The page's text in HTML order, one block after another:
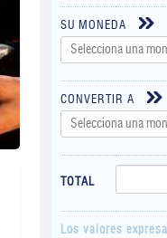
SU MONEDA
CONVERTIR A
TOTAL
Los valores